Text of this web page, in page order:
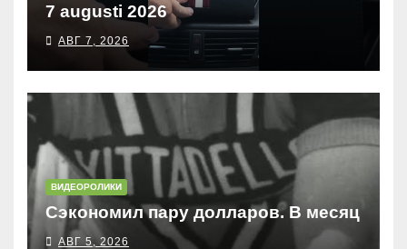
7 augusti 2026
АВГ 7, 2026
ВИДЕОРОЛИКИ
Сэкономил пару долларов. В месяц
АВГ 5, 2026